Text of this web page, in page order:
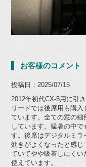
お客様のコメント
投稿日：2025/07/15
2012年初代CX-5用に引
リードでは後席用も購
ています。全ての窓の
しています。猛暑の中
す。後席はデジタルミ
効きがよくなったと感
ていてやや吸着しにくい
使えています。